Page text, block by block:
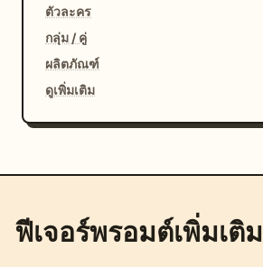
ตัวละคร
กลุ่ม / คู่
ผลิตภัณฑ์
ดูเพิ่มเติม
ฟีเจอร์พรอมต์เพิ่มเติม